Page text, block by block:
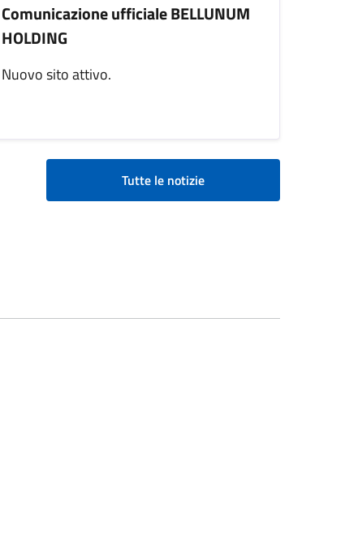
Comunicazione ufficiale BELLUNUM
HOLDING
Nuovo sito attivo.
Tutte le notizie